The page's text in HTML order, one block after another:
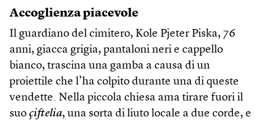
Accoglienza piacevole
Il guardiano del cimitero, Kole Pjeter Piska, 76
anni, giacca grigia, pantaloni neri e cappello
bianco, trascina una gamba a causa di un
proiettile che l’ha colpito durante una di queste
vendette. Nella piccola chiesa ama tirare fuori il
suo çiftelia, una sorta di liuto locale a due corde, e